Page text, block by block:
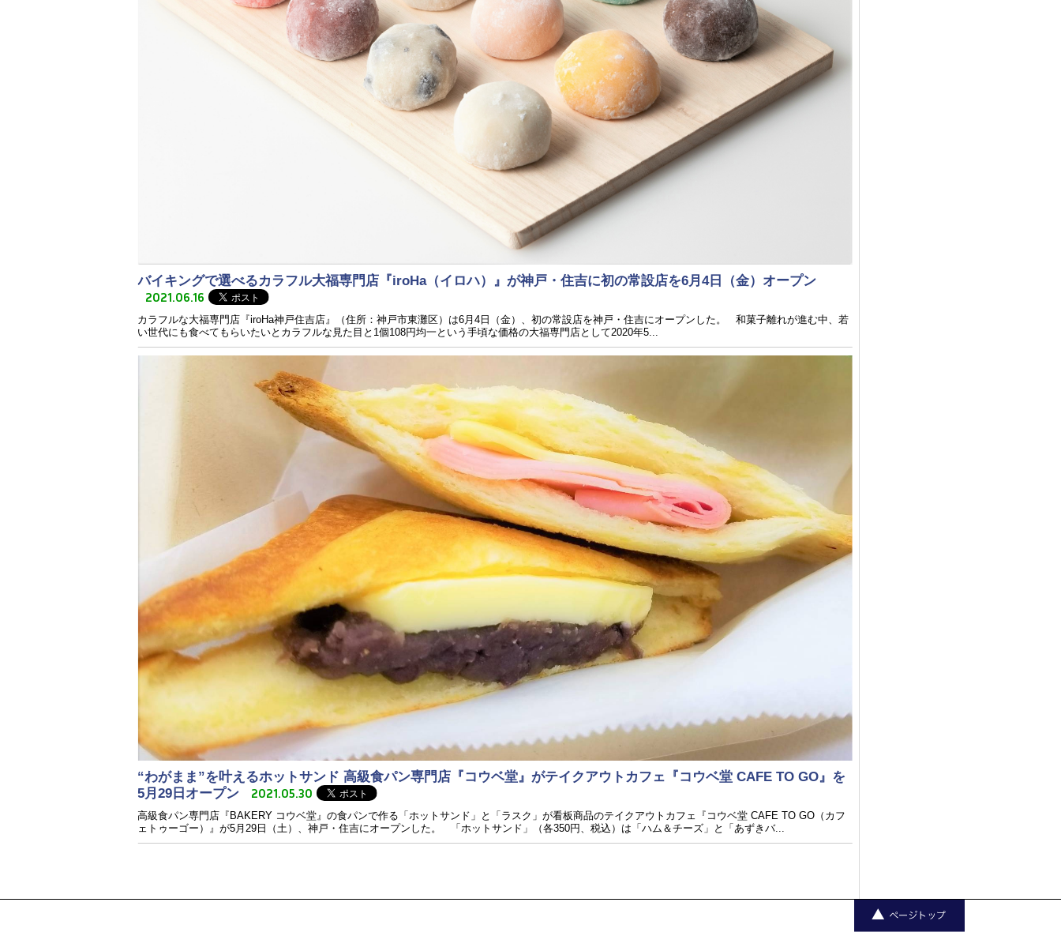
バイキングで選べるカラフル大福専門店『iroHa（イロハ）』が神戸・住吉に初の常設店を6月4日（金）オープン
2021.06.16
カラフルな大福専門店『iroHa神戸住吉店』（住所：神戸市東灘区）は6月4日（金）、初の常設店を神戸・住吉にオープンした。 和菓子離れが進む中、若
い世代にも食べてもらいたいとカラフルな見た目と1個108円均一という手頃な価格の大福専門店として2020年5...
“わがまま”を叶えるホットサンド 高級食パン専門店『コウベ堂』がテイクアウトカフェ『コウベ堂 CAFE TO GO』を
5月29日オープン
2021.05.30
高級食パン専門店『BAKERY コウベ堂』の食パンで作る「ホットサンド」と「ラスク」が看板商品のテイクアウトカフェ『コウベ堂 CAFE TO GO（カフ
ェトゥーゴー）』が5月29日（土）、神戸・住吉にオープンした。 「ホットサンド」（各350円、税込）は「ハム＆チーズ」と「あずきバ...